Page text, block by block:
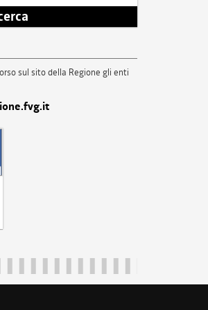
sul sito della Regione gli enti